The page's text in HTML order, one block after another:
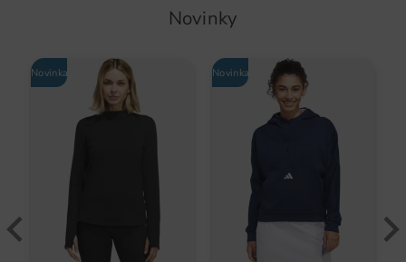
Novinky
Novinka Novinka